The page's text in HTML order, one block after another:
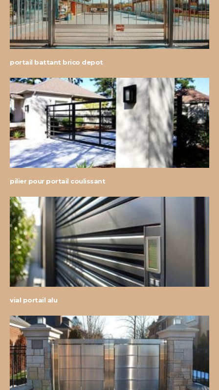
portail battant brico depot
pilier pour portail coulissant
vial portail alu